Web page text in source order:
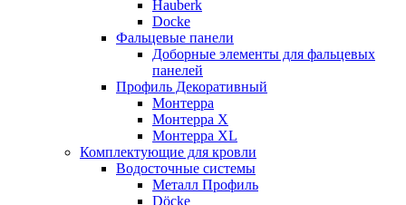
Hauberk
Docke
Фальцевые панели
Доборные элементы для фальцевых
панелей
Профиль Декоративный
Монтерра
Монтерра X
Монтерра XL
Комплектующие для кровли
Водосточные системы
Металл Профиль
Döcke